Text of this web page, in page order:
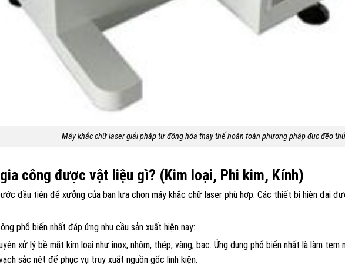
Máy khắc chữ laser giải pháp tự động hóa thay thế hoàn toàn phương pháp đục đẽo
công được vật liệu gì? (Kim loại, Phi kim, Kính)
đầu tiên để xưởng của bạn lựa chọn máy khắc chữ laser phù hợp. Các thiết bị hiện đại
phổ biến nhất đáp ứng nhu cầu sản xuất hiện nay:
xử lý bề mặt kim loại như inox, nhôm, thép, vàng, bạc. Ứng dụng phổ biến nhất là làm
sắc nét để phục vụ truy xuất nguồn gốc linh kiện.